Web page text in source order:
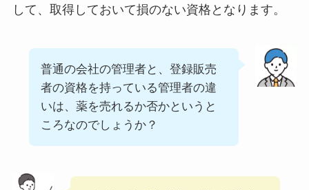
して、取得しておいて損のない資格となります。
普通の会社の管理者と、登録販売
者の資格を持っている管理者の違
いは、薬を売れるか否かというと
ころなのでしょうか？